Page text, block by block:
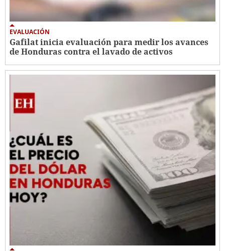
EVALUACIÓN
Gafilat inicia evaluación para medir los avances
de Honduras contra el lavado de activos